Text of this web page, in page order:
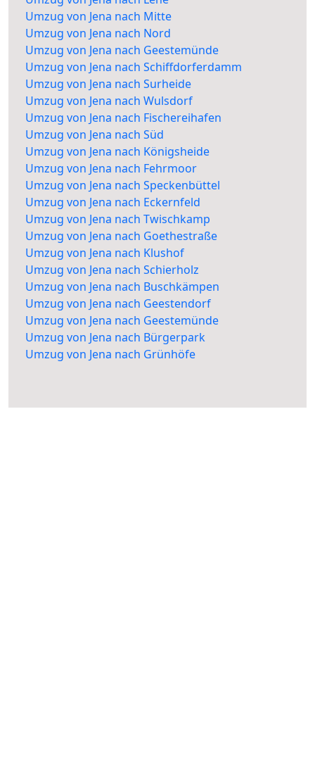
Umzug von Jena nach Mitte
Umzug von Jena nach Nord
Umzug von Jena nach Geestemünde
Umzug von Jena nach Schiffdorferdamm
Umzug von Jena nach Surheide
Umzug von Jena nach Wulsdorf
Umzug von Jena nach Fischereihafen
Umzug von Jena nach Süd
Umzug von Jena nach Königsheide
Umzug von Jena nach Fehrmoor
Umzug von Jena nach Speckenbüttel
Umzug von Jena nach Eckernfeld
Umzug von Jena nach Twischkamp
Umzug von Jena nach Goethestraße
Umzug von Jena nach Klushof
Umzug von Jena nach Schierholz
Umzug von Jena nach Buschkämpen
Umzug von Jena nach Geestendorf
Umzug von Jena nach Geestemünde
Umzug von Jena nach Bürgerpark
Umzug von Jena nach Grünhöfe